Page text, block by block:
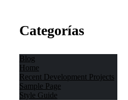
Categorías
Blog
Home
Recent Development Projects
Sample Page
Style Guide